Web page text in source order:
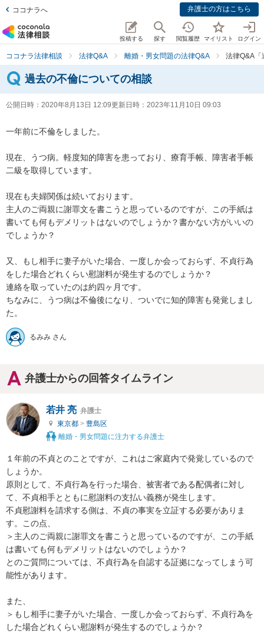
ココナラへ 弁護士の方はこちら
投稿する 探す 閲覧履歴 マイリスト ログイン
ココナラ法律相談 法律Q&A 離婚・男女問題の法律Q&A 法律Q&A「
過去の不倫についての相談
公開日時： 2020年8月13日 12:09更新日時： 2023年11月10日 09:03
一年前に不倫をしました。
現在、うつ病。軽度知的障害を患っており、療育手帳、障害者手帳
二級を取得しています。
現在も夫婦関係は続いております。
主人のご両親に謝罪文を書こうと思っているのですが、この手紙は
書いても何もデメリットはないのでしょうか？書かない方がいいの
でしょうか？
又、もし相手に妻子がいた場合、一度しか会っておらず、不貞行為
をした場合どれくらい慰謝料が発生するのでしょうか？
連絡を取っていたのは約四ヶ月です。
ちなみに、うつ病は不倫後になり、ついでに知的障害も発覚しまし
た。
るみみ さん
弁護士からの回答タイムライン
若井 亮 弁護士
東京都 > 豊島区
離婚・男女問題に注力する弁護士
１年前の不貞とのことですが、これはご家庭内で発覚しているので
しょうか。
原則として、不貞行為を行った場合、被害者である配偶者に対し
て、不貞相手とともに慰謝料の支払い義務が発生します。
不貞慰謝料を請求する側は、不貞の事実を立証する必要がありま
す。この点、
＞主人のご両親に謝罪文を書こうと思っているのですが、この手紙
は書いても何もデメリットはないのでしょうか？
とのご質問については、不貞行為を自認する証拠になってしまう可
能性があります。
また、
＞もし相手に妻子がいた場合、一度しか会っておらず、不貞行為を
した場合どれくらい慰謝料が発生するのでしょうか？